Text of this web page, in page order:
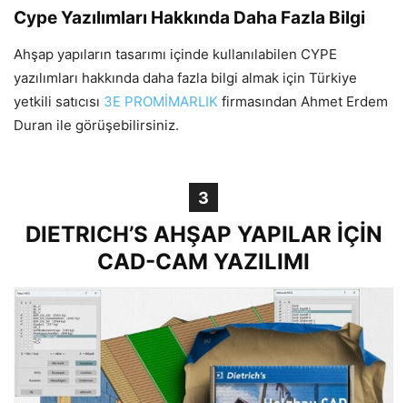
Cype Yazılımları Hakkında Daha Fazla Bilgi
Ahşap yapıların tasarımı içinde kullanılabilen CYPE
yazılımları hakkında daha fazla bilgi almak için Türkiye
yetkili satıcısı 3E PROMİMARLIK firmasından Ahmet Erdem
Duran ile görüşebilirsiniz.
3
DIETRICH’S AHŞAP YAPILAR İÇİN
CAD-CAM YAZILIMI